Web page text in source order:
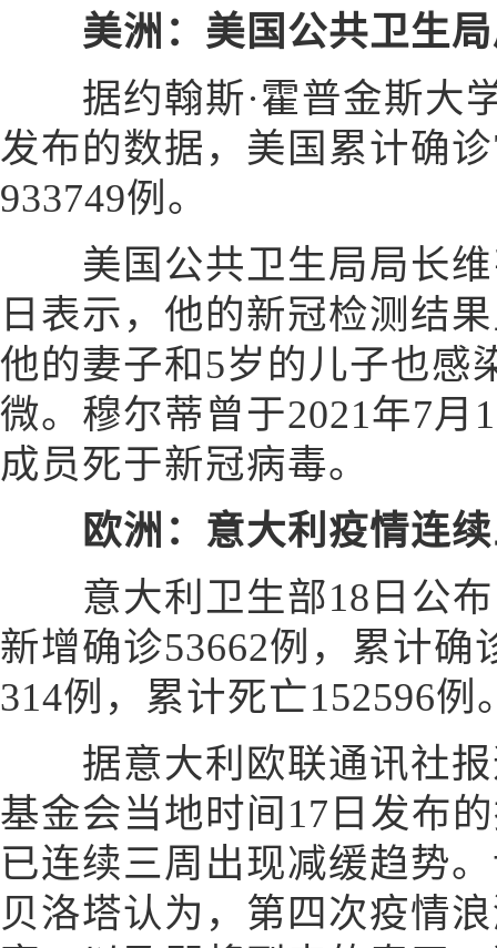
美洲：美国公共卫生
据约翰斯·霍普金斯大学
发布的数据，美国累计确
933749例。
美国公共卫生局局长维
日表示，他的新冠检测结
他的妻子和5岁的儿子也感
微。穆尔蒂曾于2021年7月
成员死于新冠病毒。
欧洲：意大利疫情连
意大利卫生部18日公布
新增确诊53662例，累计确
314例，累计死亡152596例
据意大利欧联通讯社报
基金会当地时间17日发布
已连续三周出现减缓趋势
贝洛塔认为，第四次疫情